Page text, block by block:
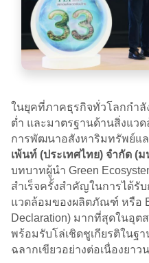
ในยุคที่ภาคธุรกิจทั่วโลกกำลั
ต่ำ และมาตรฐานด้านสิ่งแว
การพัฒนาอสังหาริมทรัพย์แ
เพ้นท์ (ประเทศไทย) จำกัด (
บทบาทผู้นำ Green
สำเร็จครั้งสำคัญในการได้รั
แวดล้อมของผลิตภัณฑ์ หรือ
Declaration) มากที่สุดในอุต
พร้อมรับโล่เชิดชูเกียรติในฐ
ฉลากเขียวอย่างต่อเนื่องยาว